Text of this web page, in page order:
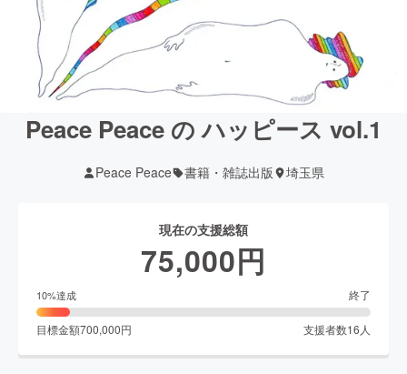
Peace Peace の ハッピース vol.1
Peace Peace 書籍・雑誌出版 埼玉県
現在の支援総額
75,000円
10%達成 終了
目標金額700,000円 支援者数16 人